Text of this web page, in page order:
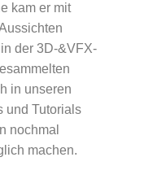
kam er mit
der 3D-&VFX-
in unseren
und Tutorials
nochmal
machen.